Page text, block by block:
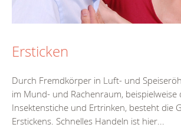
Ersticken
Durch Fremdkörper in Luft- und
im Mund- und Rachenraum, beispielweise
Insektenstiche und Ertrinken, besteht die
Erstickens. Schnelles Handeln ist hier...